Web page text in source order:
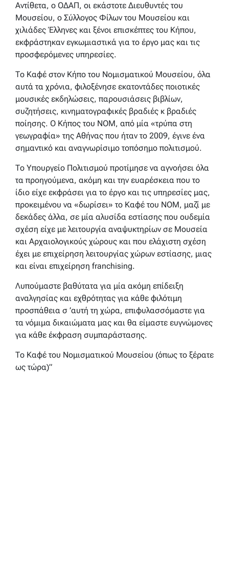
Αντίθετα, ο ΟΔΑΠ, οι εκάστοτε Διευθυντές του
Μουσείου, ο Σύλλογος Φίλων του Μουσείου και
χιλιάδες Έλληνες και ξένοι επισκέπτες του Κήπου,
εκφράστηκαν εγκωμιαστικά για το έργο μας και τις
προσφερόμενες υπηρεσίες.
Το Καφέ στον Κήπο του Νομισματικού Μουσείου, όλα
αυτά τα χρόνια, φιλοξένησε εκατοντάδες ποιοτικές
μουσικές εκδηλώσεις, παρουσιάσεις βιβλίων,
συζητήσεις, κινηματογραφικές βραδιές κ βραδιές
ποίησης. Ο Κήπος του ΝΟΜ, από μία «τρύπα στη
γεωγραφία» της Αθήνας που ήταν το 2009, έγινε ένα
σημαντικό και αναγνωρίσιμο τοπόσημο πολιτισμού.
Το Υπουργείο Πολιτισμού προτίμησε να αγνοήσει όλα
τα προηγούμενα, ακόμη και την ευαρέσκεια που το
ίδιο είχε εκφράσει για το έργο και τις υπηρεσίες μας,
προκειμένου να «δωρίσει» το Καφέ του ΝΟΜ, μαζί με
δεκάδες άλλα, σε μία αλυσίδα εστίασης που ουδεμία
σχέση είχε με λειτουργία αναψυκτηρίων σε Μουσεία
και Αρχαιολογικούς χώρους και που ελάχιστη σχέση
έχει με επιχείρηση λειτουργίας χώρων εστίασης, μιας
και είναι επιχείρηση franchising.
Λυπούμαστε βαθύτατα για μία ακόμη επίδειξη
αναλγησίας και εχθρότητας για κάθε φιλότιμη
προσπάθεια σ ’αυτή τη χώρα, επιφυλασσόμαστε για
τα νόμιμα δικαιώματα μας και θα είμαστε ευγνώμονες
για κάθε έκφραση συμπαράστασης.
Το Καφέ του Νομισματικού Μουσείου (όπως το ξέρατε
ως τώρα)”